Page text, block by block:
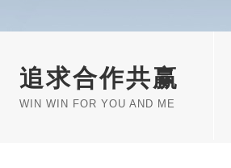
追求合作共赢
WIN WIN FOR YOU AND ME